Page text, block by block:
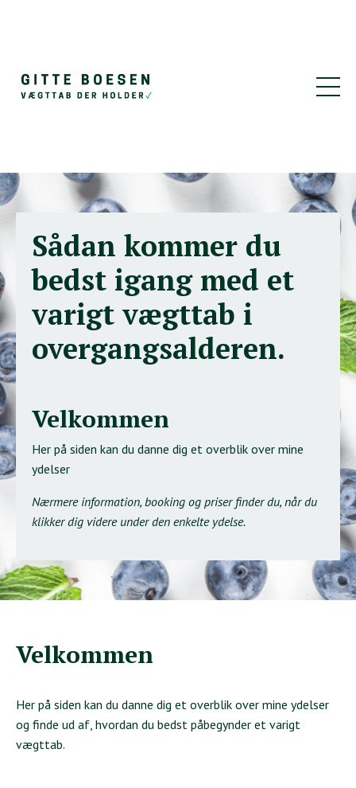
Sådan kommer du
bedst igang med et
varigt vægttab i
overgangsalderen.
Velkommen
Her på siden kan du danne dig et overblik over mine
ydelser
Nærmere information, booking og priser finder du, når du
klikker dig videre under den enkelte ydelse.
Velkommen
Her på siden kan du danne dig et overblik over mine ydelser
og finde ud af, hvordan du bedst påbegynder et varigt
vægttab.